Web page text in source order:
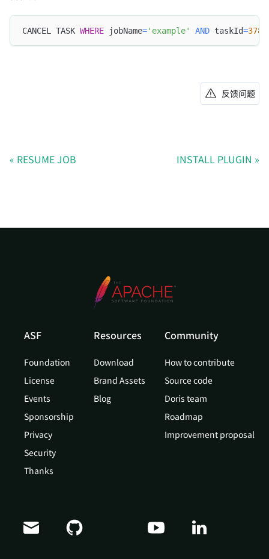
CANCEL TASK WHERE jobName='example' AND taskId=
反馈问题
RESUME JOB INSTALL PLUGIN
ASF
Foundation
License
Events
Sponsorship
Privacy
Security
Thanks
Resources
Download
Brand Assets
Blog
Community
How to contribute
Source code
Doris team
Roadmap
Improvement proposal